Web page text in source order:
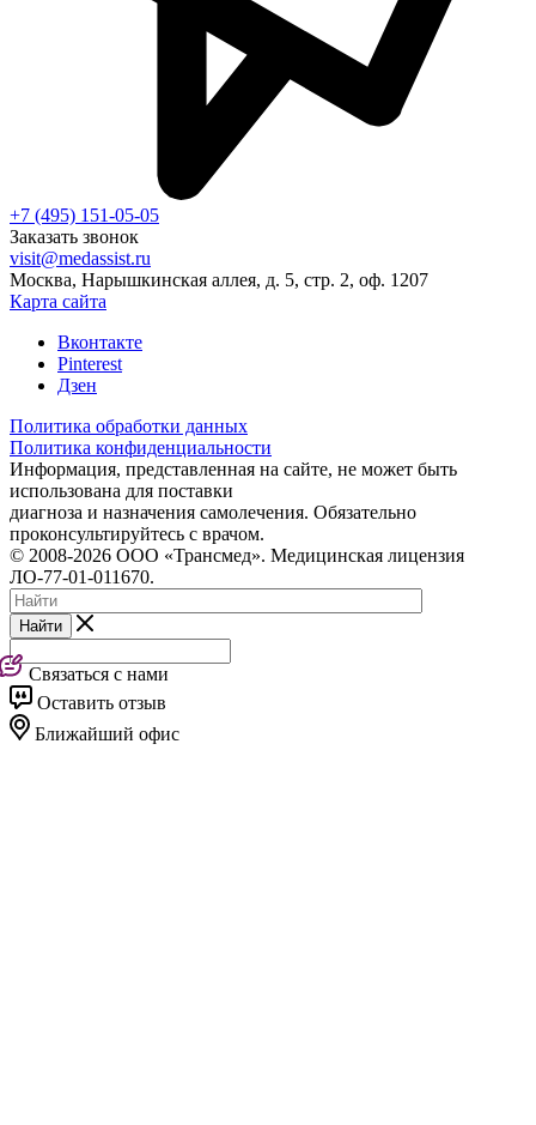
+7 (495) 151-05-05
Заказать звонок
visit@medassist.ru
Москва, Нарышкинская аллея, д. 5, стр. 2, оф. 1207
Карта сайта
Вконтакте
Pinterest
Дзен
Политика обработки данных
Политика конфиденциальности
Информация, представленная на сайте, не может быть
использована для поставки
диагноза и назначения самолечения. Обязательно
проконсультируйтесь с врачом.
© 2008-2026 ООО «Трансмед». Медицинская лицензия
ЛО-77-01-011670.
Найти
Связаться с нами
Оставить отзыв
Ближайший офис